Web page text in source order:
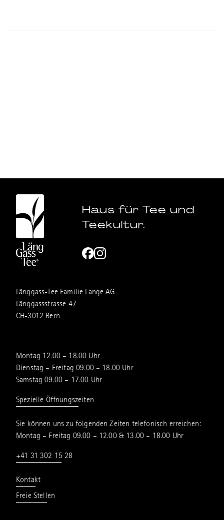
Haus für Tee und
Teekultur.
Länggass-Tee Familie Lange AG
Länggassstrasse 47
CH-3012 Bern
Montag 12.00 – 18.00 Uhr
Dienstag – Freitag 09.00 – 18.00 Uhr
Samstag 09.00 – 17.00 Uhr
Spezielle Öffnungszeiten
Sie können uns zu folgenden Zeiten telefonisch erreichen:
Montag – Freitag 09.00 – 12.00 & 13.00 – 18.00 Uhr
+41 31 302 15 28
Kontakt
Freie Stellen